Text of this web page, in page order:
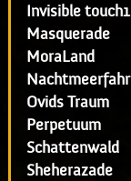
Invisible touch1
Masquerade
MoraLand
Ovids Traum
Perpetuum
Schattenwald
Sheherazade